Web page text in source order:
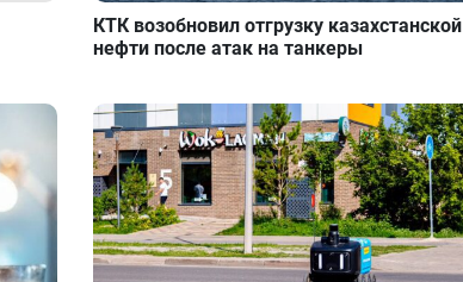
КТК возобновил отгрузку казахстанской
нефти после атак на танкеры